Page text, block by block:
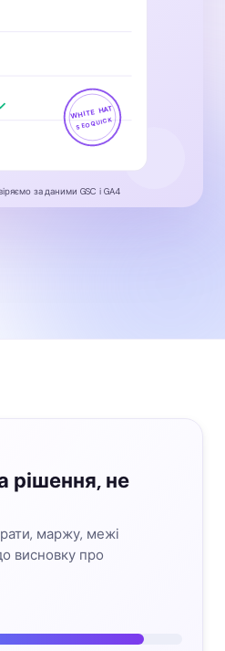
WHITE HAT
SEOQUICK
за даними GSC і GA4
рішення, не
маржу, межі
висновку про